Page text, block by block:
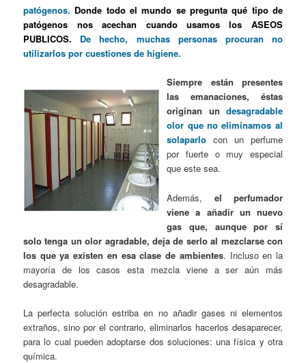
patógenos. Donde todo el mundo se pregunta qué tipo de
patógenos nos acechan cuando usamos los ASEOS
PUBLICOS. De hecho, muchas personas procuran no
utilizarlos por cuestiones de higiene.
Siempre están presentes
las emanaciones, éstas
originan un desagradable
olor que no eliminamos al
solaparlo con un perfume
por fuerte o muy especial
que este sea.
Además, el perfumador
viene a añadir un nuevo
gas que, aunque por sí
solo tenga un olor agradable, deja de serlo al mezclarse con
los que ya existen en esa clase de ambientes. Incluso en la
mayoría de los casos esta mezcla viene a ser aún más
desagradable.
La perfecta solución estriba en no añadir gases ni elementos
extraños, sino por el contrario, eliminarlos hacerlos desaparecer,
para lo cual pueden adoptarse dos soluciones: una física y otra
química.